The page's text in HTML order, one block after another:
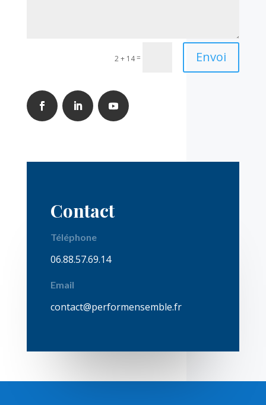
2 + 14= Envoi
Contact
Téléphone
06.88.57.69.14
Email
contact@performensemble.fr